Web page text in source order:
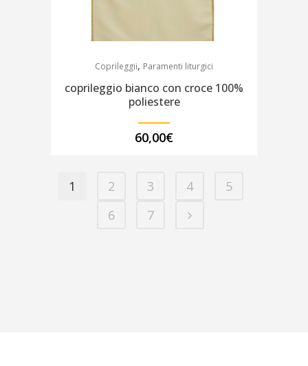
Coprileggii, Paramenti liturgici
coprileggio bianco con croce 100%
poliestere
60,00€
1 2 3 4
5
6
7